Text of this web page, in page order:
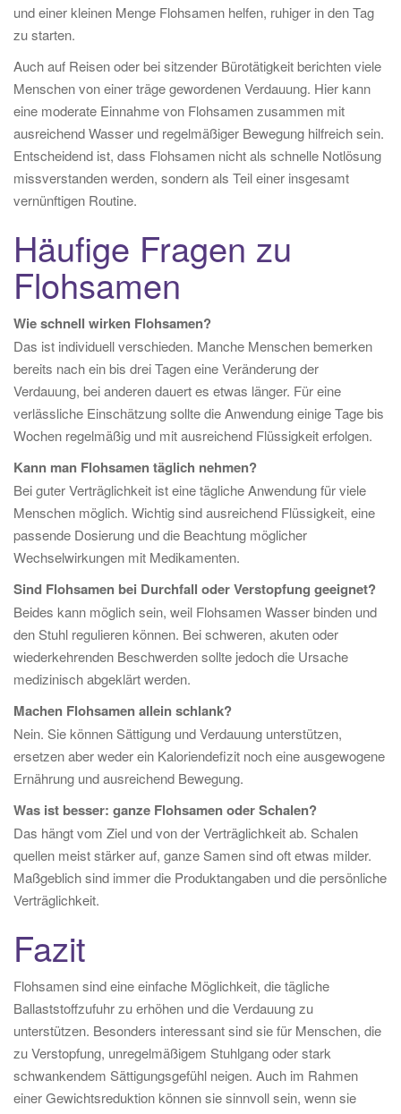
und einer kleinen Menge Flohsamen helfen, ruhiger in den Tag
zu starten.
Auch auf Reisen oder bei sitzender Bürotätigkeit berichten viele
Menschen von einer träge gewordenen Verdauung. Hier kann
eine moderate Einnahme von Flohsamen zusammen mit
ausreichend Wasser und regelmäßiger Bewegung hilfreich sein.
Entscheidend ist, dass Flohsamen nicht als schnelle Notlösung
missverstanden werden, sondern als Teil einer insgesamt
vernünftigen Routine.
Häufige Fragen zu
Flohsamen
Wie schnell wirken Flohsamen?
Das ist individuell verschieden. Manche Menschen bemerken
bereits nach ein bis drei Tagen eine Veränderung der
Verdauung, bei anderen dauert es etwas länger. Für eine
verlässliche Einschätzung sollte die Anwendung einige Tage bis
Wochen regelmäßig und mit ausreichend Flüssigkeit erfolgen.
Kann man Flohsamen täglich nehmen?
Bei guter Verträglichkeit ist eine tägliche Anwendung für viele
Menschen möglich. Wichtig sind ausreichend Flüssigkeit, eine
passende Dosierung und die Beachtung möglicher
Wechselwirkungen mit Medikamenten.
Sind Flohsamen bei Durchfall oder Verstopfung geeignet?
Beides kann möglich sein, weil Flohsamen Wasser binden und
den Stuhl regulieren können. Bei schweren, akuten oder
wiederkehrenden Beschwerden sollte jedoch die Ursache
medizinisch abgeklärt werden.
Machen Flohsamen allein schlank?
Nein. Sie können Sättigung und Verdauung unterstützen,
ersetzen aber weder ein Kaloriendefizit noch eine ausgewogene
Ernährung und ausreichend Bewegung.
Was ist besser: ganze Flohsamen oder Schalen?
Das hängt vom Ziel und von der Verträglichkeit ab. Schalen
quellen meist stärker auf, ganze Samen sind oft etwas milder.
Maßgeblich sind immer die Produktangaben und die persönliche
Verträglichkeit.
Fazit
Flohsamen sind eine einfache Möglichkeit, die tägliche
Ballaststoffzufuhr zu erhöhen und die Verdauung zu
unterstützen. Besonders interessant sind sie für Menschen, die
zu Verstopfung, unregelmäßigem Stuhlgang oder stark
schwankendem Sättigungsgefühl neigen. Auch im Rahmen
einer Gewichtsreduktion können sie sinnvoll sein, wenn sie